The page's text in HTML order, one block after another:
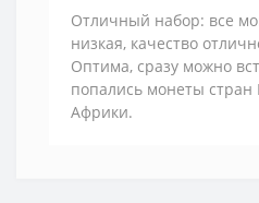
Отличный набор: все
низкая, качество
Оптима, сразу можно
попались монеты
Африки.